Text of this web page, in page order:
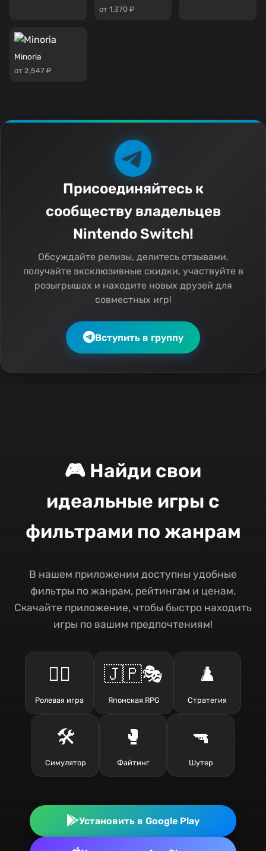
от 1,370 ₽
Minoria
от 2,547 ₽
Присоединяйтесь к
сообществу владельцев
Nintendo Switch!
Обсуждайте релизы, делитесь отзывами,
получайте эксклюзивные скидки, участвуйте в
розыгрышах и находите новых друзей для
совместных игр!
Вступить в группу
🎮 Найди свои
идеальные игры с
фильтрами по жанрам
В нашем приложении доступны удобные
фильтры по жанрам, рейтингам и ценам.
Скачайте приложение, чтобы быстро находить
игры по вашим предпочтениям!
🧙‍♂️
Ролевая игра
🇯🇵🎭
Японская RPG
♟️
Стратегия
🛠️
Симулятор
🥊
Файтинг
🔫
Шутер
Установить в Google Play